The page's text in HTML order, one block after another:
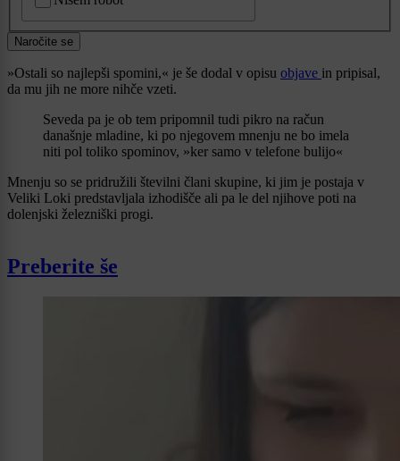
Naročite se
»Ostali so najlepši spomini,« je še dodal v opisu objave in pripisal,
da mu jih ne more nihče vzeti.
Seveda pa je ob tem pripomnil tudi pikro na račun
današnje mladine, ki po njegovem mnenju ne bo imela
niti pol toliko spominov, »ker samo v telefone bulijo«
Mnenju so se pridružili številni člani skupine, ki jim je postaja v
Veliki Loki predstavljala izhodišče ali pa le del njihove poti na
dolenjski železniški progi.
Preberite še